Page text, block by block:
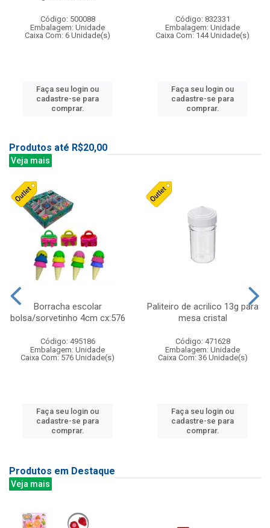
Código: 500088
Embalagem: Unidade
Caixa Com: 6 Unidade(s)
Faça seu login ou
cadastre-se para
comprar.
Código: 832331
Embalagem: Unidade
Caixa Com: 144 Unidade(s)
Faça seu login ou
cadastre-se para
comprar.
Produtos até R$20,00
Veja mais
Borracha escolar
bolsa/sorvetinho 4cm cx:576
Código: 495186
Embalagem: Unidade
Caixa Com: 576 Unidade(s)
Faça seu login ou
cadastre-se para
comprar.
Paliteiro de acrilico 13g para
mesa cristal
Código: 471628
Embalagem: Unidade
Caixa Com: 36 Unidade(s)
Faça seu login ou
cadastre-se para
comprar.
Produtos em Destaque
Veja mais